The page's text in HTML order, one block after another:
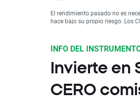
El rendimiento pasado no es
hace bajo su propio riesgo. Los
INFO DEL
Invierte en
CERO